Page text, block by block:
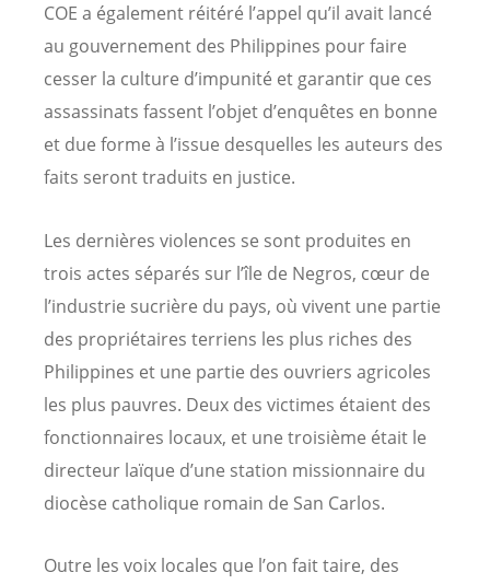
COE a également réitéré l’appel qu’il avait lancé
au gouvernement des Philippines pour faire
cesser la culture d’impunité et garantir que ces
assassinats fassent l’objet d’enquêtes en bonne
et due forme à l’issue desquelles les auteurs des
faits seront traduits en justice.
Les dernières violences se sont produites en
trois actes séparés sur l’île de Negros, cœur de
l’industrie sucrière du pays, où vivent une partie
des propriétaires terriens les plus riches des
Philippines et une partie des ouvriers agricoles
les plus pauvres. Deux des victimes étaient des
fonctionnaires locaux, et une troisième était le
directeur laïque d’une station missionnaire du
diocèse catholique romain de San Carlos.
Outre les voix locales que l’on fait taire, des